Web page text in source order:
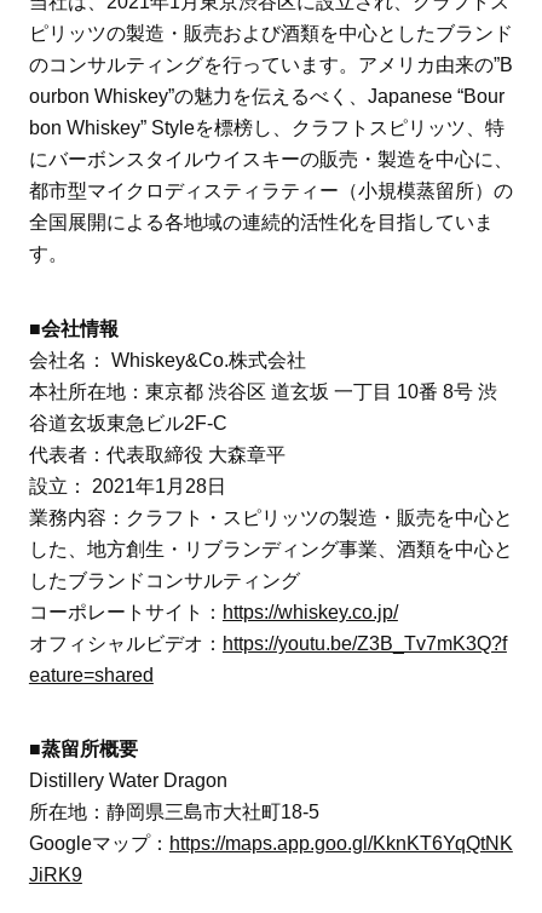
ピリッツの製造・販売および酒類を中心としたブランド
のコンサルティングを行っています。アメリカ由来の”B
ourbon Whiskey”の魅力を伝えるべく、Japanese “Bour
bon Whiskey” Styleを標榜し、クラフトスピリッツ、特
にバーボンスタイルウイスキーの販売・製造を中心に、
都市型マイクロディスティラティー（小規模蒸留所）の
全国展開による各地域の連続的活性化を目指していま
す。
■会社情報
会社名： Whiskey&Co.株式会社
本社所在地：東京都 渋谷区 道玄坂 一丁目 10番 8号 渋
谷道玄坂東急ビル2F-C
代表者：代表取締役 大森章平
設立： 2021年1月28日
業務内容：クラフト・スピリッツの製造・販売を中心と
した、地方創生・リブランディング事業、酒類を中心と
したブランドコンサルティング
コーポレートサイト： https://whiskey.co.jp/
オフィシャルビデオ： https://youtu.be/Z3B_Tv7mK3Q?f
eature=shared
■蒸留所概要
Distillery Water Dragon
所在地：静岡県三島市大社町18-5
Googleマップ： https://maps.app.goo.gl/KknKT6YqQtNK
JiRK9